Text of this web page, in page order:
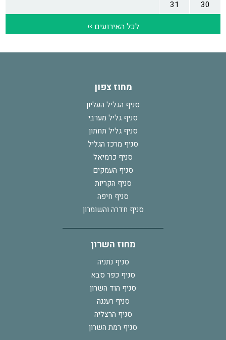
מחוז צפון
סניף הגליל העליון
סניף גליל מערבי
סניף גליל תחתון
סניף מרכז הגליל
סניף כרמיאל
סניף העמקים
סניף הקריות
סניף חיפה
סניף חדרה והשומרון
מחוז השרון
סניף נתניה
סניף כפר סבא
סניף הוד השרון
סניף רעננה
סניף הרצליה
סניף רמת השרון